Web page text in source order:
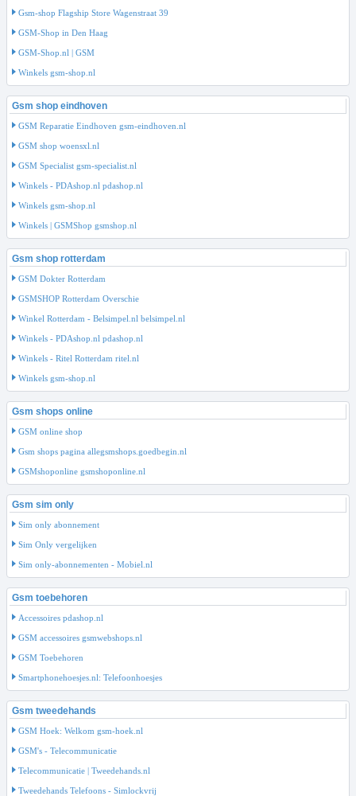
Gsm-shop Flagship Store Wagenstraat 39
GSM-Shop in Den Haag
GSM-Shop.nl | GSM
Winkels gsm-shop.nl
Gsm shop eindhoven
GSM Reparatie Eindhoven gsm-eindhoven.nl
GSM shop woensxl.nl
GSM Specialist gsm-specialist.nl
Winkels - PDAshop.nl pdashop.nl
Winkels gsm-shop.nl
Winkels | GSMShop gsmshop.nl
Gsm shop rotterdam
GSM Dokter Rotterdam
GSMSHOP Rotterdam Overschie
Winkel Rotterdam - Belsimpel.nl belsimpel.nl
Winkels - PDAshop.nl pdashop.nl
Winkels - Ritel Rotterdam ritel.nl
Winkels gsm-shop.nl
Gsm shops online
GSM online shop
Gsm shops pagina allegsmshops.goedbegin.nl
GSMshoponline gsmshoponline.nl
Gsm sim only
Sim only abonnement
Sim Only vergelijken
Sim only-abonnementen - Mobiel.nl
Gsm toebehoren
Accessoires pdashop.nl
GSM accessoires gsmwebshops.nl
GSM Toebehoren
Smartphonehoesjes.nl: Telefoonhoesjes
Gsm tweedehands
GSM Hoek: Welkom gsm-hoek.nl
GSM's - Telecommunicatie
Telecommunicatie | Tweedehands.nl
Tweedehands Telefoons - Simlockvrij